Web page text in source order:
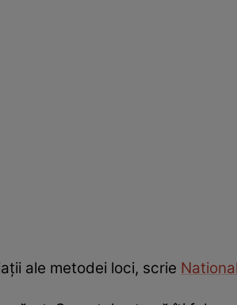
ale metodei loci, scrie